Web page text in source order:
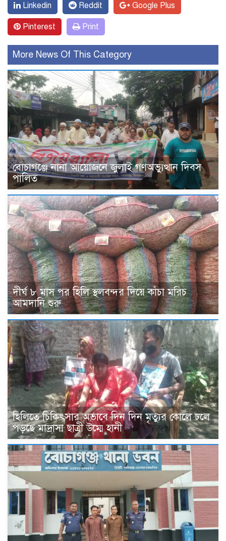
Linkedin Reddit Google Plus
Pinterest Print
More News Of This Category
বোচাগঞ্জে নানা আয়োজনে জুলাই গণঅভ্যুত্থান দিবস
পালিত
দীর্ঘ ৮ মাস পর হিলি স্থলবন্দর দিয়ে কাঁচা মরিচ
আমদানি শুরু
হিলিতে চিকিৎসার অভাবে দিন দিন মৃত্যুর কোলে ঢলে
পড়ছে মাদ্রাসা ছাত্রী উম্মে হানী